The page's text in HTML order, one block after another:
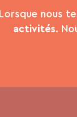
Lorsque nous
activités.